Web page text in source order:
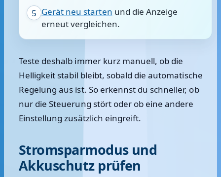
5 Gerät neu starten und die Anzeige
erneut vergleichen.
Teste deshalb immer kurz manuell, ob die
Helligkeit stabil bleibt, sobald die automatische
Regelung aus ist. So erkennst du schneller, ob
nur die Steuerung stört oder ob eine andere
Einstellung zusätzlich eingreift.
Stromsparmodus und
Akkuschutz prüfen